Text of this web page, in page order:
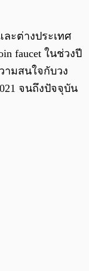
ะต่างประเทศ
faucet ในช่วงปี
ามสนใจกับวง
จนถึงปัจจุบัน